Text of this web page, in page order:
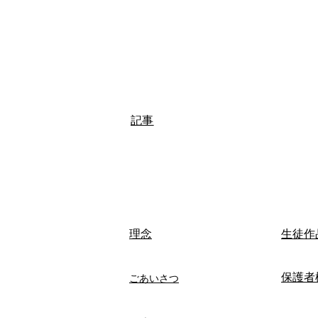
記事
​理念
ごあいさつ
生徒作
保護者